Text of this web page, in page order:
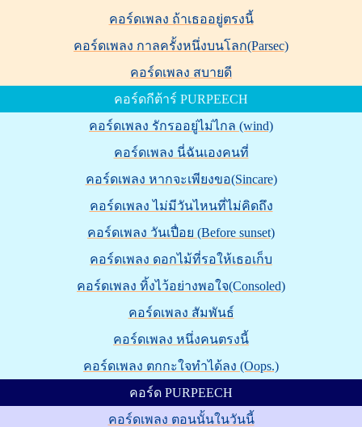
คอร์ดเพลง ถ้าเธออยู่ตรงนี้
คอร์ดเพลง กาลครั้งหนึ่งบนโลก(Parsec)
คอร์ดเพลง สบายดี
คอร์ดกีต้าร์ PURPEECH
คอร์ดเพลง รักรออยู่ไม่ไกล (wind)
คอร์ดเพลง นี่ฉันเองคนที่
คอร์ดเพลง หากจะเพียงขอ(Sincare)
คอร์ดเพลง ไม่มีวันไหนที่ไม่คิดถึง
คอร์ดเพลง วันเปื่อย (Before sunset)
คอร์ดเพลง ดอกไม้ที่รอให้เธอเก็บ
คอร์ดเพลง ทิ้งไว้อย่างพอใจ(Consoled)
คอร์ดเพลง สัมพันธ์
คอร์ดเพลง หนึ่งคนตรงนี้
คอร์ดเพลง ตกกะใจทำได้ลง (Oops.)
คอร์ด PURPEECH
คอร์ดเพลง ตอนนั้นในวันนี้